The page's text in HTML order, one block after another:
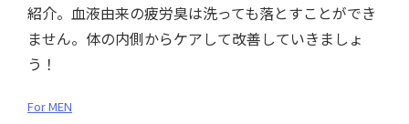
紹介。血液由来の疲労臭は洗っても落とすことができ
ません。体の内側からケアして改善していきましょ
う！
For MEN